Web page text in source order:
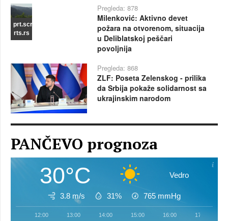
prt.scr
rts.rs
Pregleda: 878
Milenković: Aktivno devet
požara na otvorenom, situacija
u Deliblatskoj peščari
povoljnija
Pregleda: 868
ZLF: Poseta Zelenskog - prilika
da Srbija pokaže solidarnost sa
ukrajinskim narodom
PANČEVO prognoza
30°C Vedro
3.8 m/s 31% 765 mmHg
12:00 13:00 14:00 15:00 16:00 17:00